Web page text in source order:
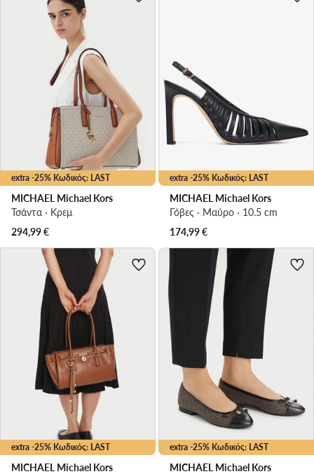
extra -25% Κωδικός: LAST
MICHAEL Michael Kors
Τσάντα · Κρεμ
294,99€
extra -25% Κωδικός: LAST
MICHAEL Michael Kors
Γόβες · Μαύρο · 10.5 cm
174,99€
extra -25% Κωδικός: LAST
MICHAEL Michael Kors
extra -25% Κωδικός: LAST
MICHAEL Michael Kors